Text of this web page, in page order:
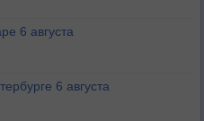
6 августа
6 августа